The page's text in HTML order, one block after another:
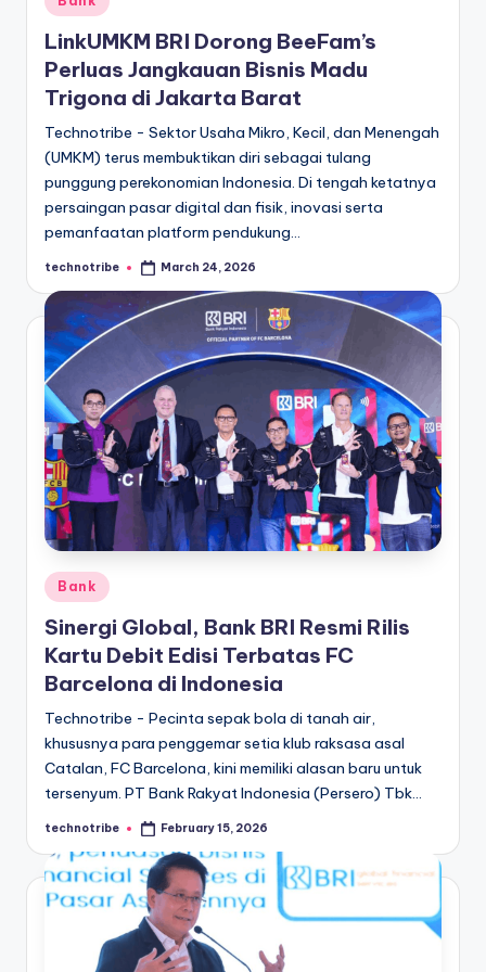
in
LinkUMKM BRI Dorong BeeFam’s
Perluas Jangkauan Bisnis Madu
Trigona di Jakarta Barat
Technotribe - Sektor Usaha Mikro, Kecil, dan Menengah
(UMKM) terus membuktikan diri sebagai tulang
punggung perekonomian Indonesia. Di tengah ketatnya
persaingan pasar digital dan fisik, inovasi serta
pemanfaatan platform pendukung…
Posted
technotribe March 24, 2026
Posted
in
Bank
Sinergi Global, Bank BRI Resmi Rilis
Kartu Debit Edisi Terbatas FC
Barcelona di Indonesia
Technotribe - Pecinta sepak bola di tanah air,
khususnya para penggemar setia klub raksasa asal
Catalan, FC Barcelona, kini memiliki alasan baru untuk
tersenyum. PT Bank Rakyat Indonesia (Persero) Tbk…
Posted
technotribe February 15, 2026